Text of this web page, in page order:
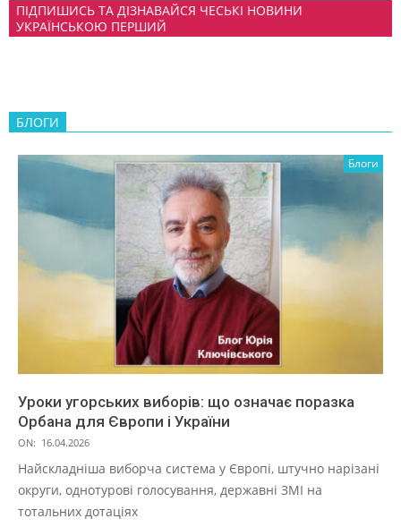
ПІДПИШИСЬ ТА ДІЗНАВАЙСЯ ЧЕСЬКІ НОВИНИ
УКРАЇНСЬКОЮ ПЕРШИЙ
БЛОГИ
Блоги
Уроки угорських виборів: що означає поразка
Орбана для Європи і України
ON: 16.04.2026
Найскладніша виборча система у Європі, штучно нарізані
округи, однотурові голосування, державні ЗМІ на
тотальних дотаціях